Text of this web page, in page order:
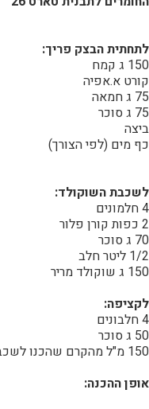
לתחתית הבצק פריך:
150 ג קמח
קורט א.אפיה
75 ג חמאה
75 ג סוכר
ביצה
כף מים (לפי הצורך)
לשכבת השוקולד:
4 חלמונים
2 כפות קורן פלור
70 ג סוכר
1/2 ליטר חלב
150 ג שוקולד מריר
לקציפה:
4 חלבונים
50 ג סוכר
150 מ"ל מהקרם שהכנו לשכבת השוקולד
אופן ההכנה: